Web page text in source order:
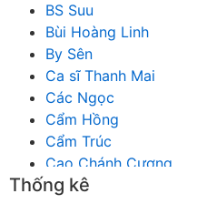
BS Suu
Bùi Hoàng Linh
By Sên
Ca sĩ Thanh Mai
Các Ngọc
Cẩm Hồng
Cẩm Trúc
Cao Chánh Cương
Cao Nhật Quyên
Thống kê